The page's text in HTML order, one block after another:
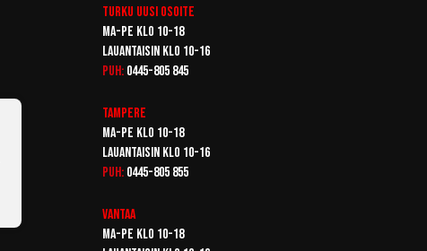
Turku Uusi osoite
Ma-pe klo 10-18
Lauantaisin klo 10-16
Puh: 0445-805 845
Tampere
Ma-pe klo 10-18
Lauantaisin klo 10-16
Puh: 0445-805 855
Vantaa
Ma-pe klo 10-18